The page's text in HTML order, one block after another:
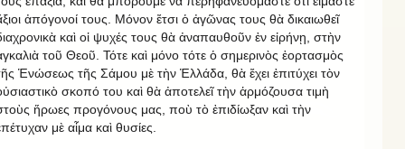
ἀπόγονοί τους. Μόνον ἔτσι ὁ ἀγῶνας τους θὰ δικαιωθεῖ
καὶ οἱ ψυχές τους θὰ ἀναπαυθοῦν ἐν εἰρήνῃ, στὴν
τοῦ Θεοῦ. Τότε καὶ μόνο τότε ὁ σημερινὸς ἑορτασμὸς
Ἑνώσεως τῆς Σάμου μὲ τὴν Ἑλλάδα, θὰ ἔχει ἐπιτύχει τὸν
σκοπό του καὶ θὰ ἀποτελεῖ τὴν ἁρμόζουσα τιμὴ
ἥρωες προγόνους μας, ποὺ τὸ ἐπιδίωξαν καὶ τὴν
μὲ αἷμα καὶ θυσίες.